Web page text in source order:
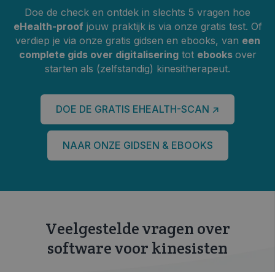
Doe de check en ontdek in slechts 5 vragen hoe
eHealth-proof jouw praktijk is via onze gratis test. Of
verdiep je via onze gratis gidsen en ebooks, van een
complete gids over digitaliseringtot ebooks over
starten als (zelfstandig) kinesitherapeut.
DOE DE GRATIS EHEALTH-SCAN ↗
NAAR ONZE GIDSEN & EBOOKS
Veelgestelde vragen over
software voor kinesisten